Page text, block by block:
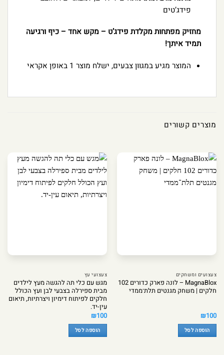
פידג’טים
מחזיק מפתחות מקלדת פידג’ט – מקש אחד – כיף ורגיעה
תמיד איתך!
המוצר מגיע במגוון צבעים, ישלח מוצר 1 באופן אקראי
מוצרים קשורים
צעצועים ומשחקים
MagnaBlox – לונה פארק כדורים 102
חלקים | משחק מגנטים תלת־ממדי
₪100
הוספה לסל
צעצועי עץ
מגש עם כלי תה להגשה מעץ לילדים
מבית ספירלה בצבעי לבן ועץ הכולל
חלקים לפיתוח דימיון ויצרתיות, תיאום
עין-יד.
₪100
הוספה לסל